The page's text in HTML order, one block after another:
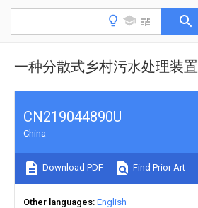
一种分散式乡村污水处理装置
CN219044890U
China
Download PDF Find Prior Art
Other languages English